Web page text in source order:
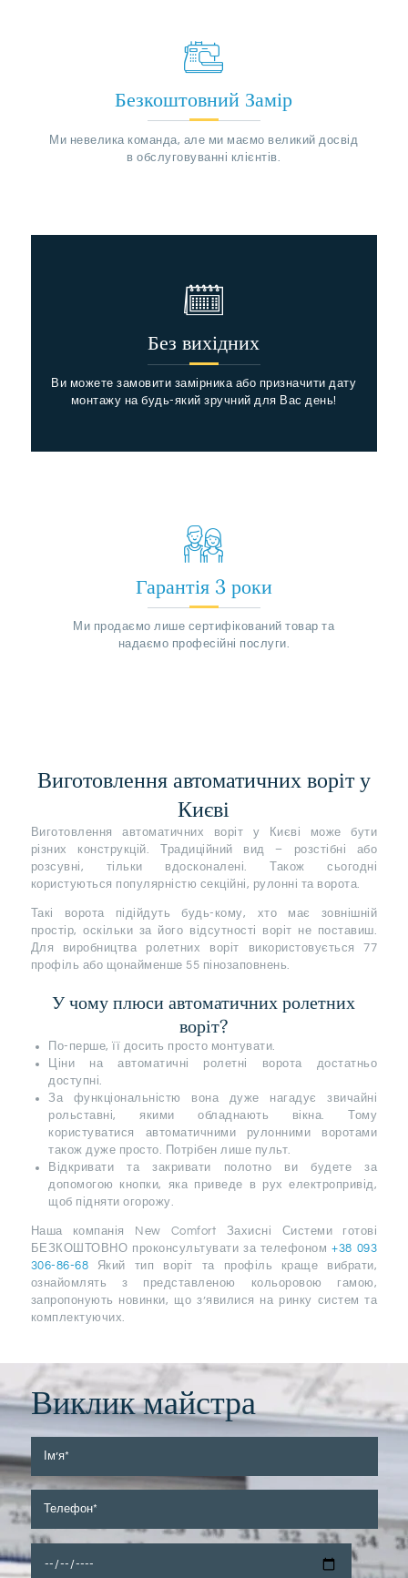
Безкоштовний Замір
Ми невелика команда, але ми маємо великий досвід
в обслуговуванні клієнтів.
Без вихідних
Ви можете замовити замірника або призначити дату
монтажу на будь-який зручний для Вас день!
Гарантія 3 роки
Ми продаємо лише сертифікований товар та
надаємо професійні послуги.
Виготовлення автоматичних воріт у
Києві
Виготовлення автоматичних воріт у Києві може бути
різних конструкцій. Традиційний вид – розстібні або
розсувні, тільки вдосконалені. Також сьогодні
користуються популярністю секційні, рулонні та ворота.
Такі ворота підійдуть будь-кому, хто має зовнішній
простір, оскільки за його відсутності воріт не поставиш.
Для виробництва ролетних воріт використовується 77
профіль або щонайменше 55 пінозаповнень.
У чому плюси автоматичних ролетних
воріт?
По-перше, її досить просто монтувати.
Ціни на автоматичні ролетні ворота достатньо
доступні.
За функціональністю вона дуже нагадує звичайні
рольставні, якими обладнають вікна. Тому
користуватися автоматичними рулонними воротами
також дуже просто. Потрібен лише пульт.
Відкривати та закривати полотно ви будете за
допомогою кнопки, яка приведе в рух електропривід,
щоб підняти огорожу.
Наша компанія New Comfort Захисні Системи готові
БЕЗКОШТОВНО проконсультувати за телефоном+38 093
306-86-68 Який тип воріт та профіль краще вибрати,
ознайомлять з представленою кольоровою гамою,
запропонують новинки, що з’явилися на ринку систем та
комплектуючих.
Виклик майстра